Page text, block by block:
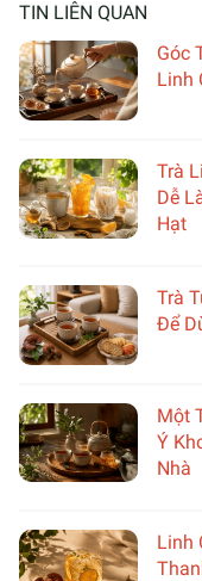
TIN LIÊN QUAN
Góc
Linh
Trà
Dễ
Hạt
Trà
Để
Một
Ý
Nhà
Linh